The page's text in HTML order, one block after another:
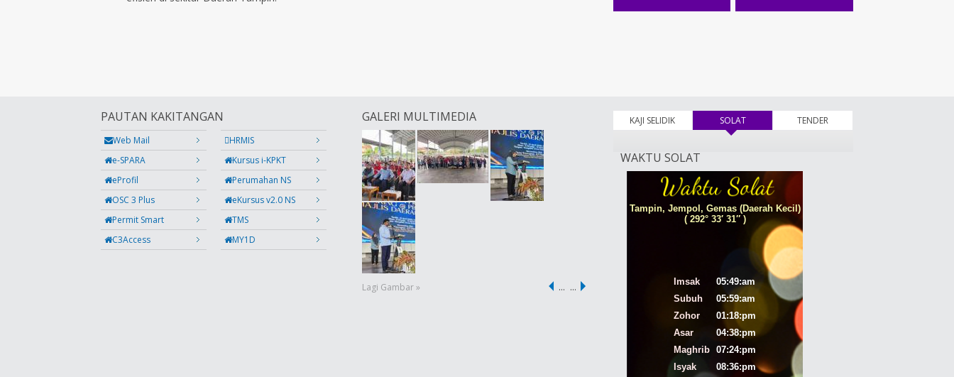
PAUTAN KAKITANGAN
Web Mail
HRMIS
e-SPARA
Kursus i-KPKT
eProfil
Perumahan NS
OSC 3 Plus
eKursus v2.0 NS
Permit Smart
TMS
C3Access
MY1D
GALERI MULTIMEDIA
Lagi Gambar » … …
KAJI SELIDIK SOLAT(tab aktif) TENDER
WAKTU SOLAT